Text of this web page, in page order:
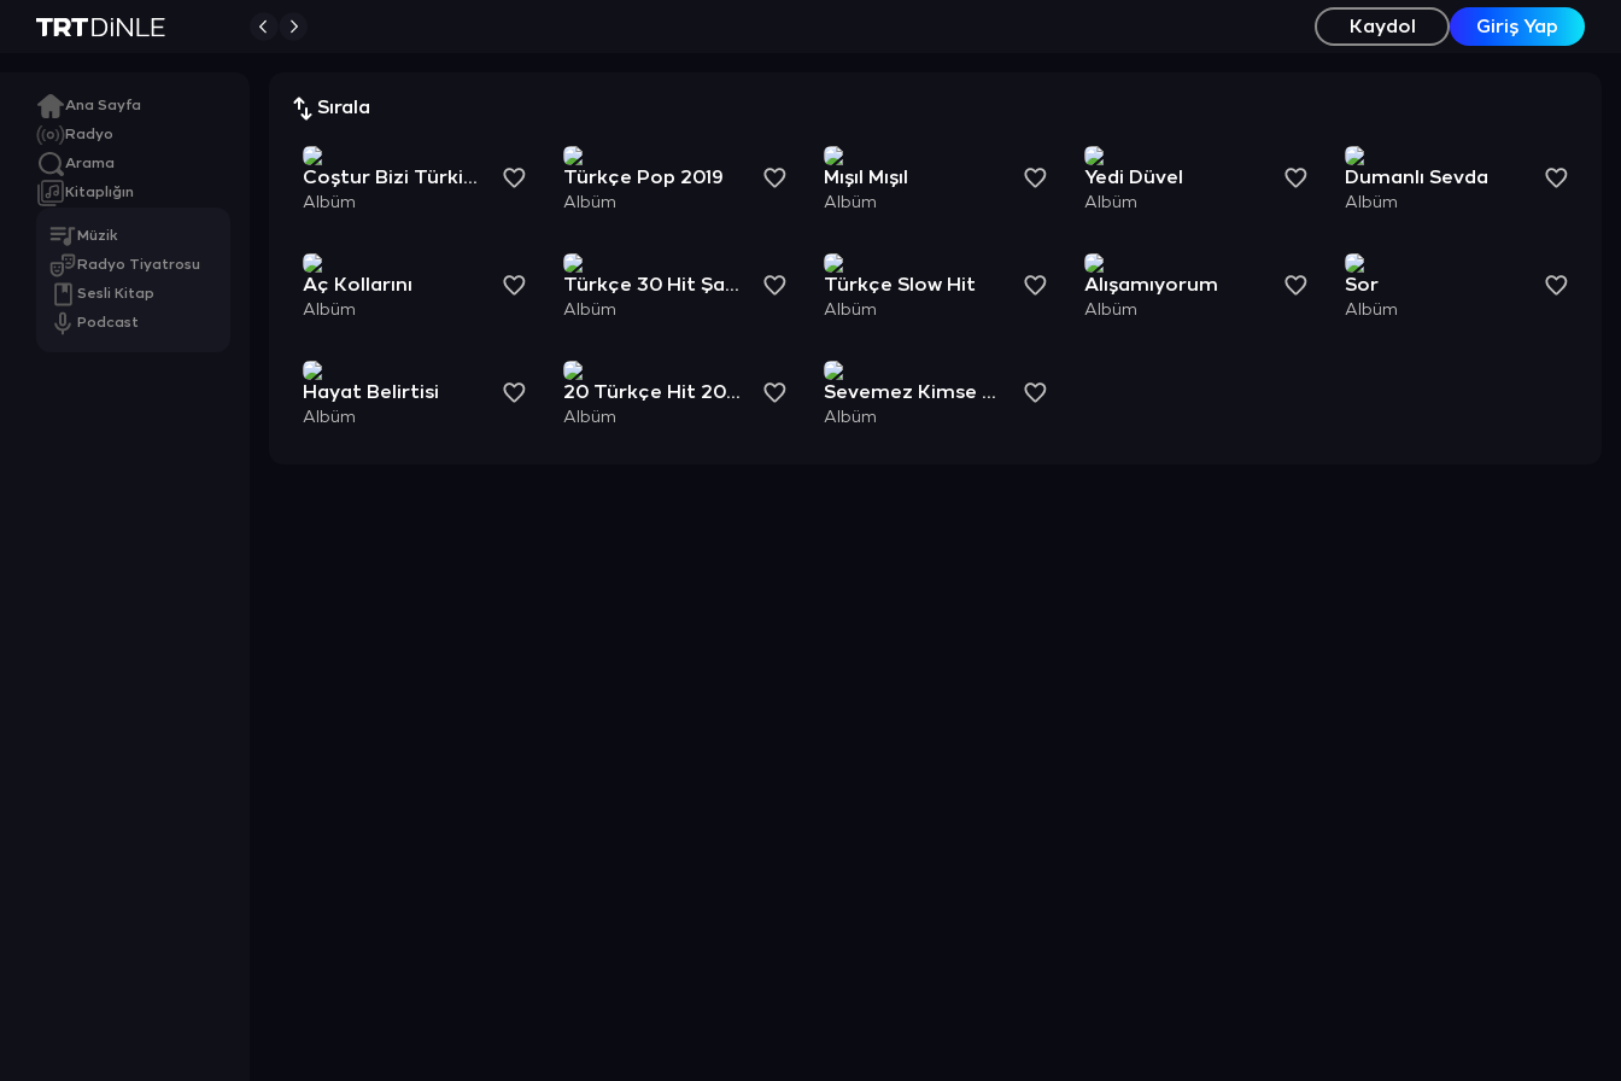
Kaydol Giriş Yap
Ana Sayfa
Radyo
Arama
Kitaplığın
Müzik
Radyo Tiyatrosu
Sesli Kitap
Podcast
Sırala
Coştur Bizi Türkiyem
Albüm
Türkçe Pop 2019
Albüm
Mışıl Mışıl
Albüm
Yedi Düvel
Albüm
Dumanlı Sevda
Albüm
Aç Kollarını
Albüm
Türkçe 30 Hit Şarkı
Albüm
Türkçe Slow Hit
Albüm
Alışamıyorum
Albüm
Sor
Albüm
Hayat Belirtisi
Albüm
20 Türkçe Hit 2015
Albüm
Sevemez Kimse Seni
Albüm